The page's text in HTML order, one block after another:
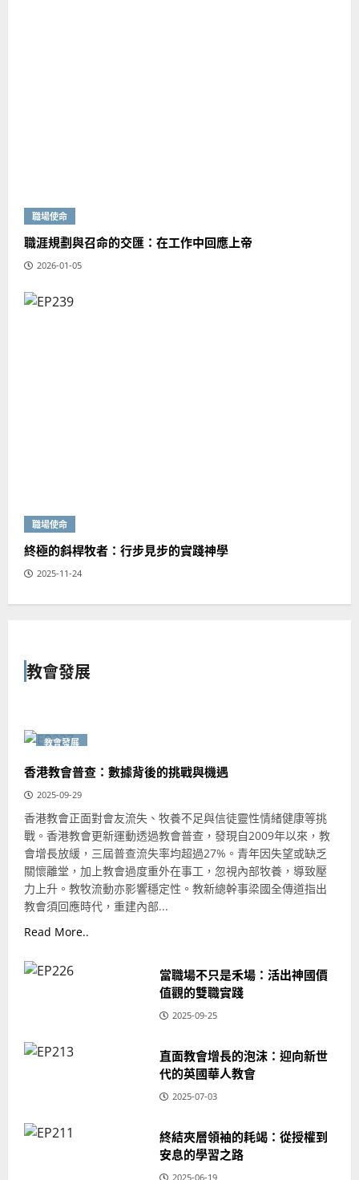
職場使命
職涯規劃與召命的交匯：在工作中回應上帝
2026-01-05
職場使命
終極的斜桿牧者：行步見步的實踐神學
2025-11-24
教會發展
教會發展
香港教會普查：數據背後的挑戰與機遇
2025-09-29
香港教會正面對會友流失、牧養不足與信徒靈性情緒健康等挑
戰。香港教會更新運動透過教會普查，發現自2009年以來，教
會增長放緩，三屆普查流失率均超過27%。青年因失望或缺乏
關懷離堂，加上教會過度重外在事工，忽視內部牧養，導致壓
力上升。教牧流動亦影響穩定性。教新總幹事梁國全傳道指出
教會須回應時代，重建內部...
Read More..
當職場不只是禾場：活出神國價
值觀的雙職實踐
2025-09-25
直面教會增長的泡沫：迎向新世
代的英國華人教會
2025-07-03
終結夾層領袖的耗竭：從授權到
安息的學習之路
2025-06-19